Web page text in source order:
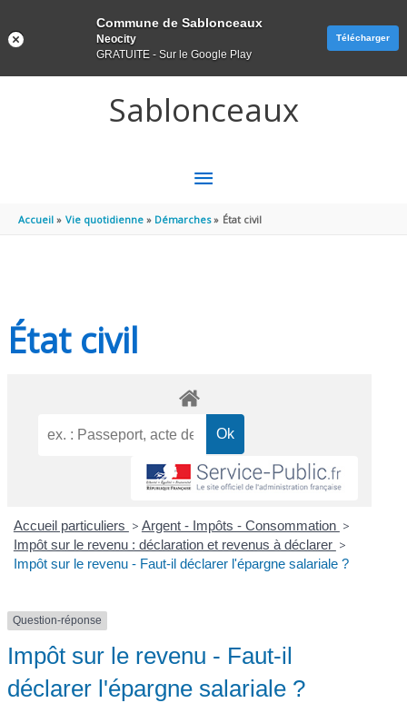
Sablonceaux
MENU
PRINCIPAL
Accueil Vie quotidienne Démarches État civil
État civil
Accueil particuliers > Argent - Impôts - Consommation >
Impôt sur le revenu : déclaration et revenus à déclarer >
Impôt sur le revenu - Faut-il déclarer l'épargne salariale ?
Question-réponse
Impôt sur le revenu - Faut-il
déclarer l'épargne salariale ?
Commune de Sablonceaux
Neocity
GRATUITE - Sur le Google Play
Télécharger